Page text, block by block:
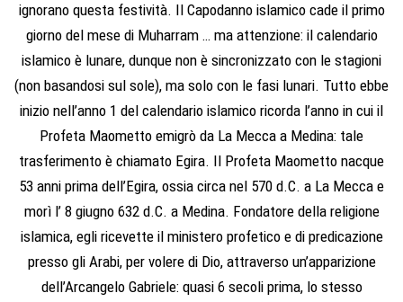
ignorano questa festività. Il Capodanno islamico cade il primo
giorno del mese di Muharram … ma attenzione: il calendario
islamico è lunare, dunque non è sincronizzato con le stagioni
(non basandosi sul sole), ma solo con le fasi lunari. Tutto ebbe
inizio nell’anno 1 del calendario islamico ricorda l’anno in cui il
Profeta Maometto emigrò da La Mecca a Medina: tale
trasferimento è chiamato Egira. Il Profeta Maometto nacque
53 anni prima dell’Egira, ossia circa nel 570 d.C. a La Mecca e
morì l’ 8 giugno 632 d.C. a Medina. Fondatore della religione
islamica, egli ricevette il ministero profetico e di predicazione
presso gli Arabi, per volere di Dio, attraverso un’apparizione
dell’Arcangelo Gabriele: quasi 6 secoli prima, lo stesso